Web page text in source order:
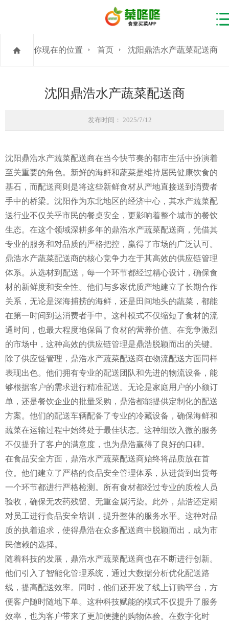
你现在的位置 首页 沈阳鼎浩水产蔬菜配送商
沈阳鼎浩水产蔬菜配送商
发布时间： 2025/7/12
沈阳鼎浩水产蔬菜配送商在当今快节奏的都市生活中扮演着
至关重要的角色。新鲜的海鲜和蔬菜是维持居民健康饮食的
基石，而配送商则是将这些新鲜食材从产地直接送到消费者
手中的桥梁。沈阳作为东北地区的经济中心，其水产蔬菜配
送行业不仅关乎市民的餐桌安全，更影响着整个城市的餐饮
生态。在这个领域深耕多年的鼎浩水产蔬菜配送商，凭借其
专业的服务和对品质的严格把控，赢得了市场的广泛认可。
鼎浩水产蔬菜配送商的核心竞争力在于其高效的供应链管理
体系。从选材到配送，每一个环节都经过精心设计，确保食
材的新鲜度和安全性。他们与多家优质产地建立了长期合作
关系，无论是深海捕捞的海鲜，还是田间地头的蔬菜，都能
在第一时间到达消费者手中。这种模式不仅缩短了食材的流
通时间，也最大程度地保留了食材的营养价值。在竞争激烈
的市场中，这种高效的供应链管理是鼎浩脱颖而出的关键。
除了供应链管理，鼎浩水产蔬菜配送商在物流配送方面同样
表现出色。他们拥有专业的配送团队和先进的物流设备，能
够根据客户的需求进行精准配送。无论是家庭用户的小额订
单，还是餐饮企业的批量采购，鼎浩都能提供定制化的配送
方案。他们的配送车辆配备了专业的冷藏设备，确保海鲜和
蔬菜在运输过程中始终处于最佳状态。这种细致入微的服务
不仅提升了客户的满意度，也为鼎浩赢得了良好的口碑。
在食品安全方面，鼎浩水产蔬菜配送商始终将品质放在首
位。他们建立了严格的食品安全管理体系，从进货到出货每
一个环节都进行严格检测。所有食材都经过专业的质检人员
验收，确保无农药残留、无重金属污染。此外，鼎浩还定期
对员工进行食品安全培训，提升整体的服务水平。这种对品
质的执着追求，使得鼎浩在众多配送商中脱颖而出，成为市
民信赖的选择。
随着科技的发展，鼎浩水产蔬菜配送商也在不断进行创新。
他们引入了智能化管理系统，通过大数据分析优化配送路
线，提高配送效率。同时，他们还开发了线上订购平台，方
便客户随时随地下单。这种科技赋能的模式不仅提升了服务
效率，也为客户带来了更加便捷的购物体验。在数字化时